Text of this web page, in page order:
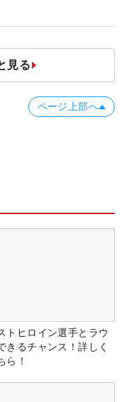
見る
ページ上部へ
トヒロイン選手とラウ
きるチャンス！詳しく
ら！